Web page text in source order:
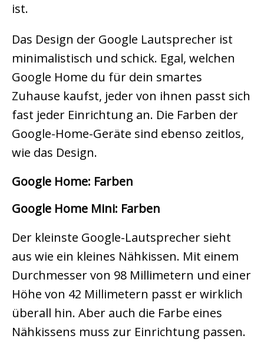
ist.
Das Design der Google Lautsprecher ist
minimalistisch und schick. Egal, welchen
Google Home du für dein smartes
Zuhause kaufst, jeder von ihnen passt sich
fast jeder Einrichtung an. Die Farben der
Google-Home-Geräte sind ebenso zeitlos,
wie das Design.
Google Home: Farben
Google Home Mini: Farben
Der kleinste Google-Lautsprecher sieht
aus wie ein kleines Nähkissen. Mit einem
Durchmesser von 98 Millimetern und einer
Höhe von 42 Millimetern passt er wirklich
überall hin. Aber auch die Farbe eines
Nähkissens muss zur Einrichtung passen.